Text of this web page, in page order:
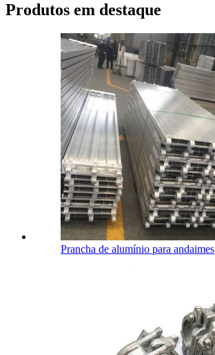
Produtos em destaque
Prancha de alumínio para andaimes